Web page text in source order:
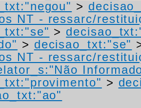
>
NT - ressarc/
>
> decisao_txt:"se"
NT - ressarc/
>